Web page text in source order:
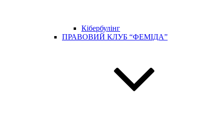
Кібербулінг
ПРАВОВИЙ КЛУБ “ФЕМІДА”